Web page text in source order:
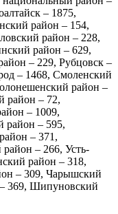
– 1875,
район – 154,
район – 228,
район – 629,
– 229, Рубцовск –
– 1468, Смоленский
район –
район – 72,
– 1009,
район – 595,
– 371,
– 266, Усть-
район – 318,
– 309, Чарышский
369, Шипуновский